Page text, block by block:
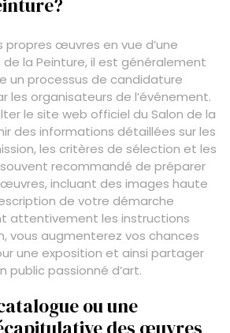
œuvres en vue d’une
de la Peinture, il est généralement
un processus de candidature
les organisateurs de l’événement.
le site web officiel du Salon de la
des informations détaillées sur les
les critères de sélection et les
recommandé de préparer
incluant des images haute
de votre démarche
attentivement les instructions
vous augmenterez vos chances
une exposition et ainsi partager
passionné d’art.
ou une